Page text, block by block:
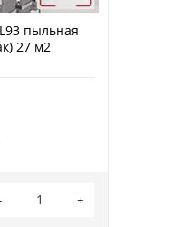
пыльная
27 м2